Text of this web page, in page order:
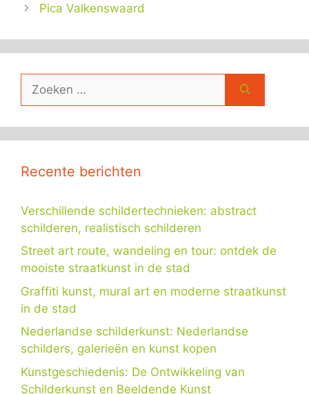
Pica Valkenswaard
naar:
Recente berichten
Verschillende schildertechnieken: abstract
schilderen, realistisch schilderen
Street art route, wandeling en tour: ontdek de
mooiste straatkunst in de stad
Graffiti kunst, mural art en moderne straatkunst
in de stad
Nederlandse schilderkunst: Nederlandse
schilders, galerieën en kunst kopen
Kunstgeschiedenis: De Ontwikkeling van
Schilderkunst en Beeldende Kunst